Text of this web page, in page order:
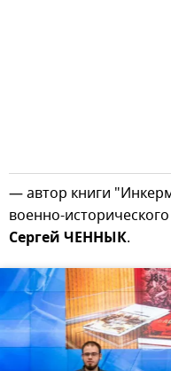
— автор книги
военно-
Сергей ЧЕННЫК.